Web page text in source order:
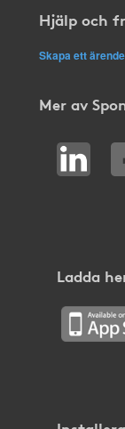
Hjälp och
Skapa ett ärende
Mer av
Ladda